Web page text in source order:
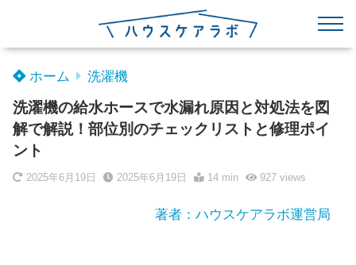
ホーム 洗濯機
洗濯機の給水ホースで水漏れ原因と対処法を図
解で解説！部位別のチェックリストと修理ポイ
ント
2025年6月19日 2025年6月19日 14 min 927 views
著者：ハウスケアラボ運営局